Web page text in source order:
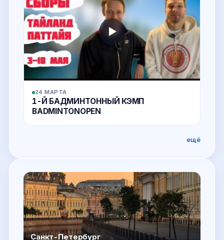
24 МАРТА
1-Й БАДМИНТОННЫЙ КЭМП
BADMINTONOPEN
ещё
Санкт-Петербург